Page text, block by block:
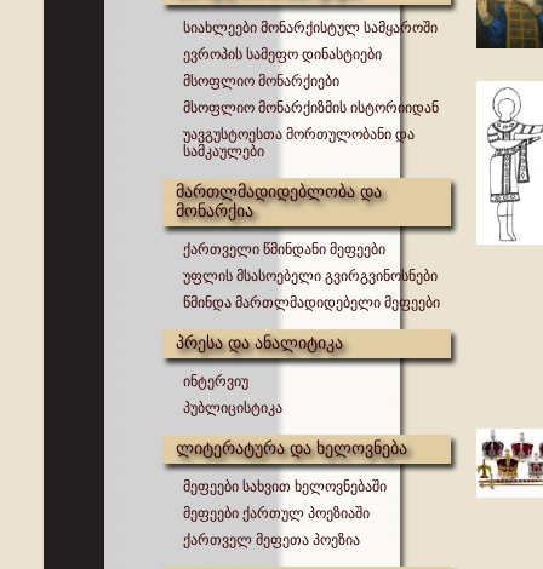
სიახლეები მონარქისტულ სამყაროში
ევროპის სამეფო დინასტიები
მსოფლიო მონარქიები
მსოფლიო მონარქიზმის ისტორიიდან
უავგუსტოესთა მორთულობანი და
სამკაულები
მართლმადიდებლობა და
მონარქია
ქართველი წმინდანი მეფეები
უფლის მსასოებელი გვირგვინოსნები
წმინდა მართლმადიდებელი მეფეები
პრესა და ანალიტიკა
ინტერვიუ
პუბლიცისტიკა
ლიტერატურა და ხელოვნება
მეფეები სახვით ხელოვნებაში
მეფეები ქართულ პოეზიაში
ქართველ მეფეთა პოეზია